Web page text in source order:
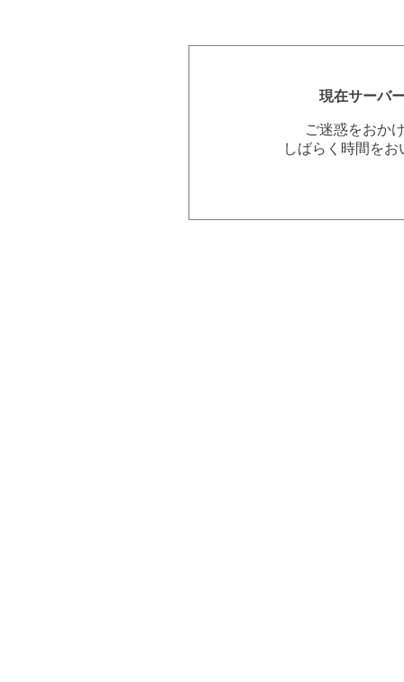
現在サーバ
ご迷惑をおか
しばらく時間を